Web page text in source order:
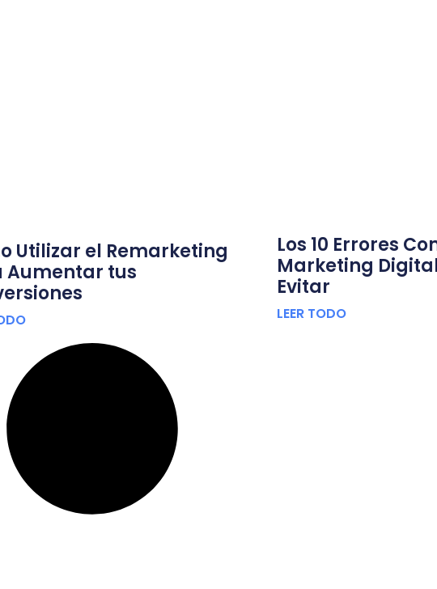
Utilizar el Remarketing
Aumentar tus
Los 10 Errores
Marketing
Evitar
LEER TODO